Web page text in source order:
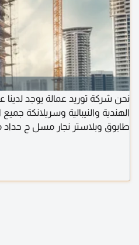
نحن شركة توريد عمالة يوجد
الهندية والنيبالية